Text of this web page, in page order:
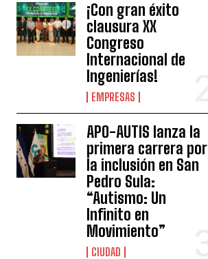
¡Con gran éxito
clausura XX
Congreso
Internacional de
Ingenierías!
EMPRESAS
APO-AUTIS lanza la
primera carrera por
la inclusión en San
Pedro Sula:
“Autismo: Un
Infinito en
Movimiento”
CIUDAD